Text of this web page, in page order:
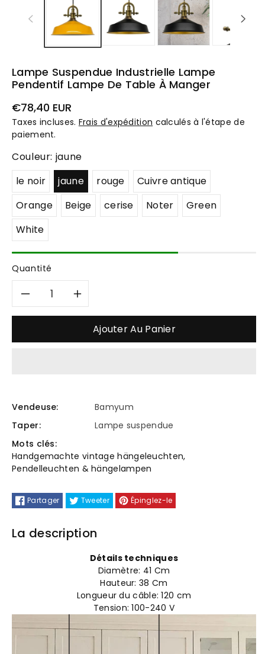
Lampe Suspendue Industrielle Lampe
Pendentif Lampe De Table À Manger
Prix
habituel
€78,40 EUR
Taxes incluses. Frais d'expédition calculés à l'étape de
paiement.
Couleur: jaune
le noir
jaune rouge
Cuivre antique
Orange
Beige cerise Noter
Green
White
Quantité
Réduire
Lampe
suspendue
industrielle
pendentif
lampe
à
manger
Augmenter
Lampe
suspendue
industrielle
pendentif
lampe
de
table
à
manger
Ajouter Au Panier
Vendeuse:
Bamyum
Taper:
Lampe suspendue
Mots clés:
Handgemachte vintage hängeleuchten,
Pendelleuchten & hängelampen
Partager Tweeter Épinglez-le
La description
Détails techniques
Diamètre: 41 Cm
Hauteur: 38 Cm
Longueur du câble: 120 cm
Tension: 100-240 V